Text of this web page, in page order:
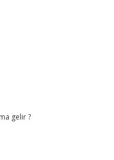
gelir ?